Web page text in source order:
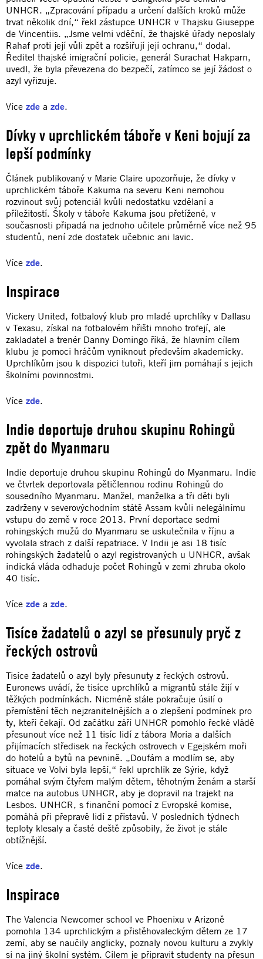
UNHCR. „Zpracování případu a určení dalších kroků může
trvat několik dní,“ řekl zástupce UNHCR v Thajsku Giuseppe
de Vincentiis. „Jsme velmi vděční, že thajské úřady neposlaly
Rahaf proti její vůli zpět a rozšiřují její ochranu,“ dodal.
Ředitel thajské imigrační policie, generál Surachat Hakparn,
uvedl, že byla převezena do bezpečí, zatímco se její žádost o
azyl vyřizuje.
Více zde a zde.
Dívky v uprchlickém táboře v Keni bojují za
lepší podmínky
Článek publikovaný v Marie Claire upozorňuje, že dívky v
uprchlickém táboře Kakuma na severu Keni nemohou
rozvinout svůj potenciál kvůli nedostatku vzdělaní a
příležitostí. Školy v táboře Kakuma jsou přetížené, v
současnosti připadá na jednoho učitele průměrně více než 95
studentů, není zde dostatek učebnic ani lavic.
Více zde.
Inspirace
Vickery United, fotbalový klub pro mladé uprchlíky v Dallasu
v Texasu, získal na fotbalovém hřišti mnoho trofejí, ale
zakladatel a trenér Danny Domingo říká, že hlavním cílem
klubu je pomoci hráčům vyniknout především akademicky.
Uprchlíkům jsou k dispozici tutoři, kteří jim pomáhají s jejich
školními povinnostmi.
Více zde.
Indie deportuje druhou skupinu Rohingů
zpět do Myanmaru
Indie deportuje druhou skupinu Rohingů do Myanmaru. Indie
ve čtvrtek deportovala pětičlennou rodinu Rohingů do
sousedního Myanmaru. Manžel, manželka a tři děti byli
zadrženy v severovýchodním státě Assam kvůli nelegálnímu
vstupu do země v roce 2013. První deportace sedmi
rohingských mužů do Myanmaru se uskutečnila v říjnu a
vyvolala strach z další repatriace. V Indii je asi 18 tisíc
rohingských žadatelů o azyl registrovaných u UNHCR, avšak
indická vláda odhaduje počet Rohingů v zemi zhruba okolo
40 tisíc.
Více zde a zde.
Tisíce žadatelů o azyl se přesunuly pryč z
řeckých ostrovů
Tisíce žadatelů o azyl byly přesunuty z řeckých ostrovů.
Euronews uvádí, že tisíce uprchlíků a migrantů stále žijí v
těžkých podmínkách. Nicméně stále pokračuje úsilí o
přemístění těch nejzranitelnějších a o zlepšení podmínek pro
ty, kteří čekají. Od začátku září UNHCR pomohlo řecké vládě
přesunout více než 11 tisíc lidí z tábora Moria a dalších
přijímacích středisek na řeckých ostrovech v Egejském moři
do hotelů a bytů na pevnině. „Doufám a modlím se, aby
situace ve Volvi byla lepší,“ řekl uprchlík ze Sýrie, když
pomáhal svým čtyřem malým dětem, těhotným ženám a starší
matce na autobus UNHCR, aby je dopravil na trajekt na
Lesbos. UNHCR, s finanční pomocí z Evropské komise,
pomáhá při přepravě lidí z přístavů. V posledních týdnech
teploty klesaly a časté deště způsobily, že život je stále
obtížnější.
Více zde.
Inspirace
The Valencia Newcomer school ve Phoenixu v Arizoně
pomohla 134 uprchlickým a přistěhovaleckým dětem ze 17
zemí, aby se naučily anglicky, poznaly novou kulturu a zvykly
si na jiný školní systém. Cílem je připravit studenty na přesun